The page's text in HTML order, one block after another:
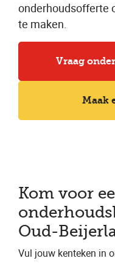
onderhoudsofferte
te maken.
Vraag
Maak
Kom voor
Oud-
Vul jouw kenteken in